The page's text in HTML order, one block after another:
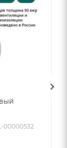
00000532